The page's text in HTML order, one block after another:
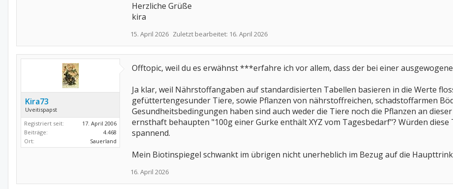
Herzliche Grüße
kira
15. April 2026 Zuletzt bearbeitet: 16. April 2026
Kira73
Uveitispapst
Registriert seit:
17. April 2006
Beiträge:
4.468
Ort:
Sauerland
Offtopic, weil du es erwähnst ***erfahre ich vor allem, dass der bei einer
Ja klar, weil Nährstoffangaben auf standardisierten Tabellen basieren in die Werte
gefüttertengesunder Tiere, sowie Pflanzen von nährstoffreichen, schadstoffarmen
Gesundheitsbedingungen haben sind auch weder die Tiere noch die Pflanzen an
ernsthaft behaupten "100g einer Gurke enthält XYZ vom Tagesbedarf"? Würden
spannend.
Mein Biotinspiegel schwankt im übrigen nicht unerheblich im Bezug auf die
16. April 2026